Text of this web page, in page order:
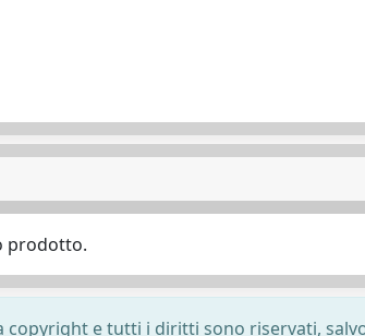
prodotto.
e tutti i diritti sono riservati,